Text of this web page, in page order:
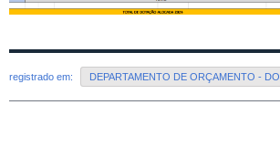
registrado em: DEPARTAMENTO DE ORÇAMENTO - DO